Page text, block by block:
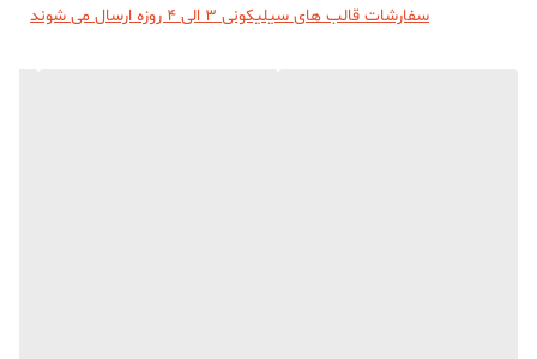
سفارشات قالب های سیلیکونی 3 الی 4 روزه ارسال می شوند